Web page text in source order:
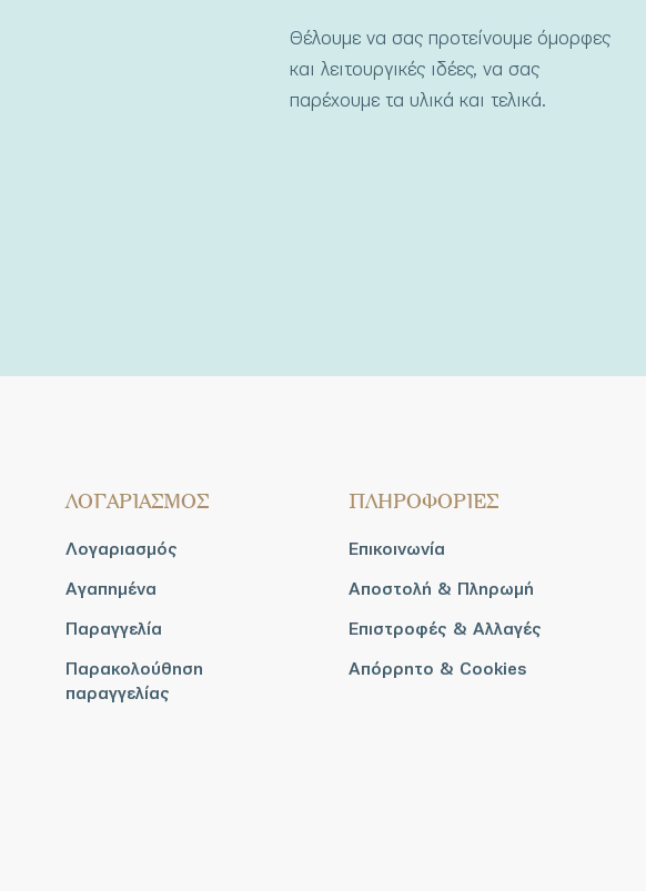
Θέλουμε να σας προτείνουμε όμορφες
και λειτουργικές ιδέες, να σας
παρέχουμε τα υλικά και τελικά.
ΛΟΓΑΡΙΑΣΜΟΣ
Λογαριασμός
Αγαπημένα
Παραγγελία
Παρακολούθηση
παραγγελίας
ΠΛΗΡΟΦΟΡΙΕΣ
Επικοινωνία
Αποστολή & Πληρωμή
Επιστροφές & Αλλαγές
Απόρρητο & Cookies